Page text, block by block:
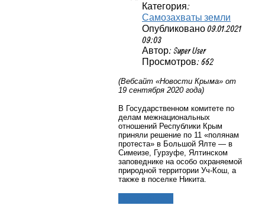
Категория:
Самозахваты земли
Опубликовано 09.01.2021
09:03
Автор: Super User
Просмотров: 662
(Вебсайт «Новости Крыма» от
19 сентября 2020 года)
В Государственном комитете по
делам межнациональных
отношений Республики Крым
приняли решение по 11 «полянам
протеста» в Большой Ялте — в
Симеизе, Гурзуфе, Ялтинском
заповеднике на особо охраняемой
природной территории Уч-Кош, а
также в поселке Никита.